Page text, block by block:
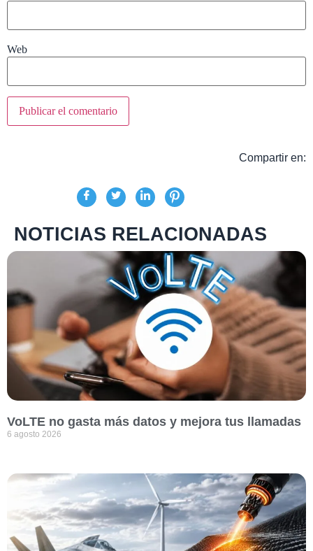
Web
Compartir en:
NOTICIAS RELACIONADAS
VoLTE no gasta más datos y mejora tus llamadas
6 agosto 2026